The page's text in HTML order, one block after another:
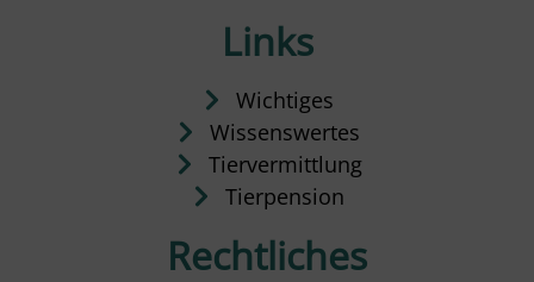
Links
Wichtiges
Wissenswertes
Tiervermittlung
Tierpension
Rechtliches